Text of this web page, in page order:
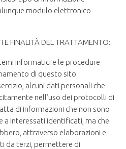
modulo elettronico
E FINALITÀ DEL TRATTAMENTO:
informatici e le procedure
di questo sito
alcuni dati personali che
nell’uso dei protocolli di
di informazioni che non sono
a interessati identificati, ma che
attraverso elaborazioni e
da terzi, permettere di